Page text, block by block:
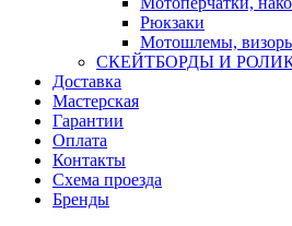
Рюкзаки
Мотошлемы,
СКЕЙТБОРДЫ И
Доставка
Мастерская
Гарантии
Оплата
Контакты
Схема проезда
Бренды